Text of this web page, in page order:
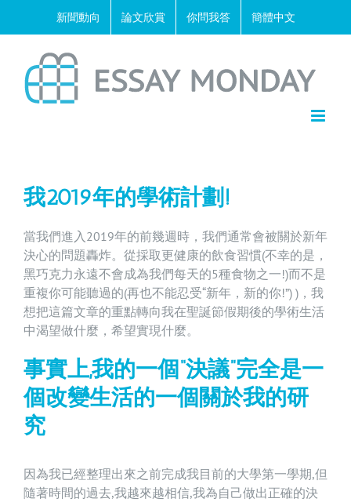
新聞動向 論文欣賞 你問我答 簡體中文
我2019年的學術計劃!
當我們進入2019年的前幾週時，我們通常會被關於新年
決心的問題轟炸。從採取更健康的飲食習慣(不幸的是，
黑巧克力永遠不會成為我們每天的5種食物之一!)而不是
重複你可能聽過的(再也不能忍受“新年，新的你!”) )，我
想把這篇文章的重點轉向我在聖誕節假期後的學術生活
中渴望做什麼，希望實現什麼。
事實上,我的一個“決議”完全是一
個改變生活的一個關於我的研
究
因為我已經整理出來之前完成我目前的大學第一學期,但
隨著時間的過去,我越來越相信,我為自己做出正確的決